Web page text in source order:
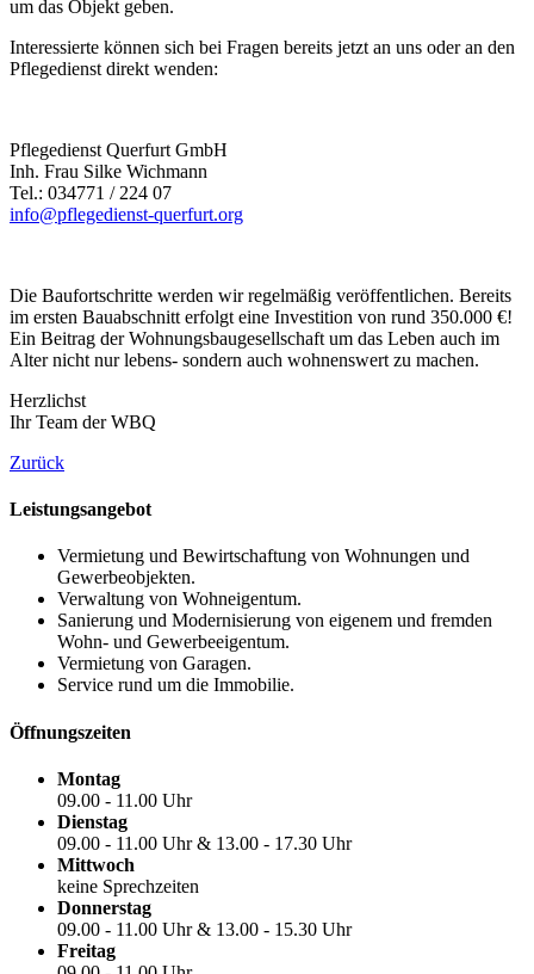
um das Objekt geben.
Interessierte können sich bei Fragen bereits jetzt an uns oder an den
Pflegedienst direkt wenden:
Pflegedienst Querfurt GmbH
Inh. Frau Silke Wichmann
Tel.: 034771 / 224 07
info@pflegedienst-querfurt.org
Die Baufortschritte werden wir regelmäßig veröffentlichen. Bereits
im ersten Bauabschnitt erfolgt eine Investition von rund 350.000 €!
Ein Beitrag der Wohnungsbaugesellschaft um das Leben auch im
Alter nicht nur lebens- sondern auch wohnenswert zu machen.
Herzlichst
Ihr Team der WBQ
Zurück
Leistungsangebot
Vermietung und Bewirtschaftung von Wohnungen und
Gewerbeobjekten.
Verwaltung von Wohneigentum.
Sanierung und Modernisierung von eigenem und fremden
Wohn- und Gewerbeeigentum.
Vermietung von Garagen.
Service rund um die Immobilie.
Öffnungszeiten
Montag
09.00 - 11.00 Uhr
Dienstag
09.00 - 11.00 Uhr & 13.00 - 17.30 Uhr
Mittwoch
keine Sprechzeiten
Donnerstag
09.00 - 11.00 Uhr & 13.00 - 15.30 Uhr
Freitag